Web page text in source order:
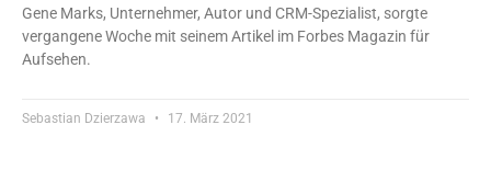
Gene Marks, Unternehmer, Autor und CRM-Spezialist, sorgte
vergangene Woche mit seinem Artikel im Forbes Magazin für
Aufsehen.
Sebastian Dzierzawa 17. März 2021